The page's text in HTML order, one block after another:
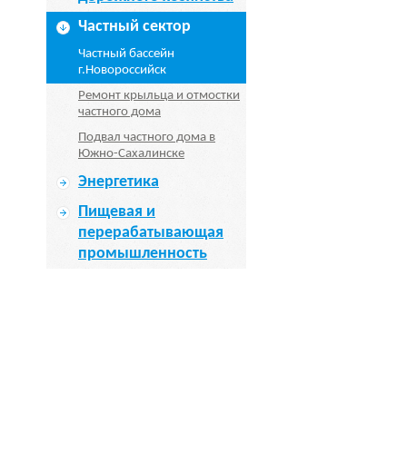
Частный сектор
Частный бассейн
г.Новороссийск
Ремонт крыльца и отмостки
частного дома
Подвал частного дома в
Южно-Сахалинске
Энергетика
Пищевая и
перерабатывающая
промышленность